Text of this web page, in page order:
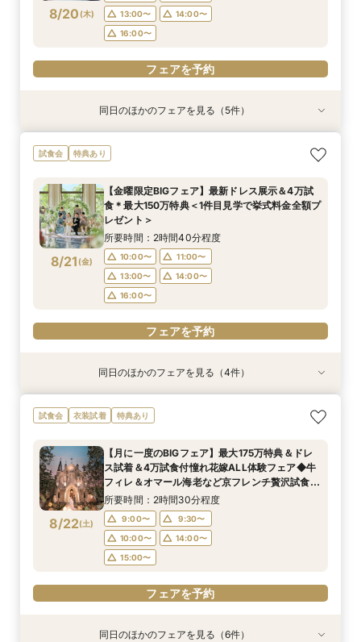
フェアを予約
フェアを予約
フェアを予約
フェアを予約
8/20 (木)
13:00〜
14:00〜
16:00〜
フェアを予約
衣装試着 特典あり
8/20(木)
【初めての見学もオススメ】全館見学＆見積もり
相談＆絶品試食付
11:00〜
13:00〜
14:00〜
フェアを予約
特典あり
8/20(木)
【料理重視のお二人へ】全館開放見学&4万試食
付フェア♪
11:00〜
12:00〜
13:00〜
フェアを予約
衣装試着 特典あり
8/20(木)
【マタニティＷ相談会】半年以内ＯＫ＆最大155
万優待付フェア
11:00〜
13:00〜
14:00〜
フェアを予約
衣装試着 特典あり
8/20(木)
【ペットと一緒の結婚式】大切な家族も一緒の結
婚式をご提案
12:00〜
14:30〜
16:00〜
フェアを予約
衣装試着 特典あり
8/20(木)
【予算重視の方◎】平日限定プラン紹介（最大
155万優待）フェア
12:00〜
13:00〜
14:00〜
17:00〜
フェアを予約
同日のほかのフェアを見る（5件）
試食会 特典あり
8/21 (金)
【金曜限定BIGフェア】最新ドレス展示＆4万試
食＊最大150万特典＜1件目見学で挙式料金全額プ
レゼント＞
所要時間：2時間40分程度
10:00〜
11:00〜
13:00〜
14:00〜
16:00〜
フェアを予約
衣装試着 特典あり
8/21(金)
【初めての見学もオススメ】全館見学＆見積もり
相談＆絶品試食付
11:00〜
13:00〜
14:00〜
15:00〜
フェアを予約
衣装試着 特典あり
8/21(金)
【10名58万円◆限定プラン紹介】少人数ウエ
ディング相談フェア
12:00〜
14:00〜
16:00〜
フェアを予約
特典あり
8/21(金)
【ドレス特典付】全館ゆったり見学×挙式体験×
花嫁ドレス診断
11:00〜
13:30〜
15:00〜
17:30〜
フェアを予約
特典あり
8/21(金)
【料理重視のお二人へ】全館開放見学&4万試食
付フェア♪
11:00〜
12:00〜
13:00〜
14:00〜
フェアを予約
同日のほかのフェアを見る（4件）
試食会 衣装試着 特典あり
8/22(土)
【月に一度のBIGフェア】最大175万特典＆ドレ
ス試着＆4万試食付憧れ花嫁ALL体験フェア◆牛
フィレ＆オマール海老など京フレンチ贅沢試食付
＆最新インポートドレス展示付きBIGフェア
所要時間：2時間30分程度
9:00〜
9:30〜
10:00〜
14:00〜
15:00〜
フェアを予約
衣装試着 特典あり
衣装試着 特典あり
特典あり
衣装試着 特典あり
衣装試着 特典あり
衣装試着 特典あり
同日のほかのフェアを見る（6件）